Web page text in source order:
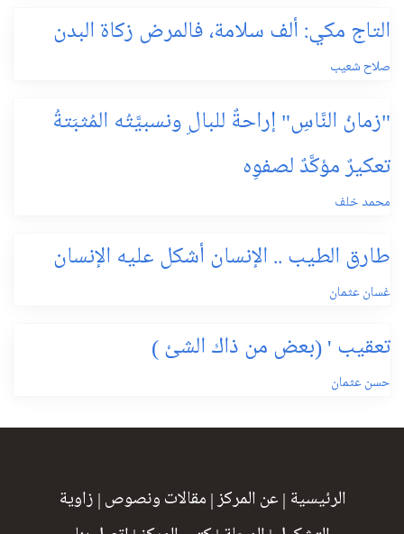
التاج مكي: ألف سلامة، فالمرض زكاة البدن
صلاح شعيب
"زمانُ النَّاسِ" إراحةٌ للبالِ ونسبيَّتُه المُثبَتةُ
تعكيرٌ مؤكَّدٌ لصفوِه
محمد خلف
طارق الطيب .. الإنسان أشكل عليه الإنسان
غسان عثمان
تعقيب ' (بعض من ذاك الشئ )
حسن عثمان
الرئيسية | عن المركز| مقالات ونصوص | زاوية